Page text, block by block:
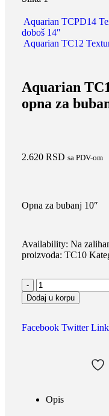
Aquarian TCPD14
doboš 14″
Aquarian TC12
Aquarian
opna za
2.620 RSD sa PDV-om
Opna za bubanj 10″
Availability: Na
proizvoda: TC10
-
Dodaj u korpu
Facebook Twitter
Opis